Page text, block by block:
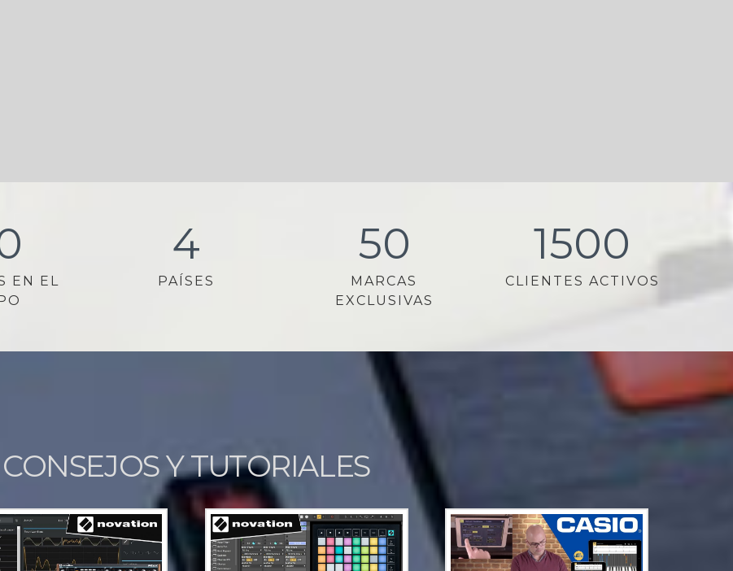
EN EL
4
PAÍSES
50
MARCAS
EXCLUSIVAS
1500
CLIENTES ACTIVOS
CONSEJOS Y TUTORIALES